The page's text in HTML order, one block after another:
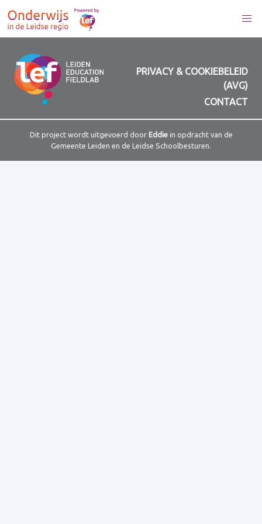
PRIVACY & COOKIEBELEID
(AVG)
CONTACT
Dit project wordt uitgevoerd door Eddiein opdracht van de
Gemeente Leiden en de Leidse Schoolbesturen.